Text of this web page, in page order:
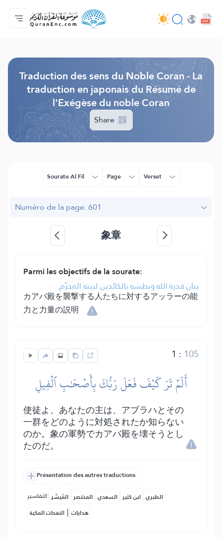
Accueil
Index des traductions
Audio
Services des développeurs du site - API
Autour du projet
Nous contacter
Langue
Traduction des sens du Noble Coran - La
traduction en japonais du Résumé de
l'Exégèse du noble Coran
Share
Sourate Al Fîl Page Verset
Numéro de la page: 601
象章
Parmi les objectifs de la sourate:
بيان قدرة الله وبطشه بالكائدين لبيته المحرّم.
カアバ殿を襲撃する人たちに対するアッラーの能
力と力量の説明
1 : 105
أَلَمۡ تَرَ كَيۡفَ فَعَلَ رَبُّكَ بِأَصۡحَٰبِ ٱلۡفِيلِ
使徒よ、あなたの主は、アブラハとその
一群をどのように対処されたか知らない
のか。象の軍勢でカアバ殿を壊そうとし
たのだ。
Présentation des autres traductions
التفاسير: المُيسَّر المختصر السعدي ابن كثير الطبري
النفحات المكية | هدايات